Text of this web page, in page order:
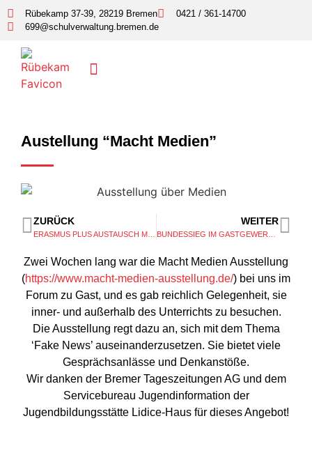
Rübekamp 37-39, 28219 Bremen
0421 / 361-14700
699@schulverwaltung.bremen.de
Austellung “Macht Medien”
ZURÜCK WEITER
Zwei Wochen lang war die Macht Medien Ausstellung
(https://www.macht-medien-ausstellung.de/) bei uns im
Forum zu Gast, und es gab reichlich Gelegenheit, sie
inner- und außerhalb des Unterrichts zu besuchen.
Die Ausstellung regt dazu an, sich mit dem Thema
‘Fake News’ auseinanderzusetzen. Sie bietet viele
Gesprächsanlässe und Denkanstöße.
Wir danken der Bremer Tageszeitungen AG und dem
Servicebureau Jugendinformation der
Jugendbildungsstätte Lidice-Haus für dieses Angebot!